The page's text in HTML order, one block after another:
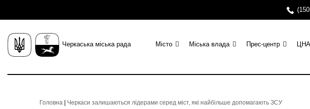
Черкаська міська рада Місто Міська влада Прес-центр
Головна Черкаси залишаються лідерами серед міст, які найбільше допомагають ЗСУ